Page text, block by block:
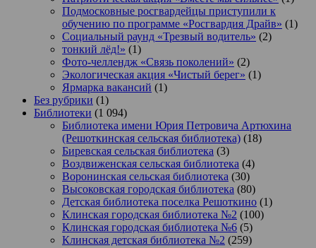
Подмосковные росгвардейцы приступили к
обучению по программе «Росгвардия Драйв» (1)
Социальный раунд «Трезвый водитель» (2)
тонкий лёд!» (1)
Фото-челлендж «Связь поколений» (2)
Экологическая акция «Чистый берег» (1)
Ярмарка вакансий (1)
Без рубрики (1)
Библиотеки (1 094)
Библиотека имени Юрия Петровича Артюхина
(Решоткинская сельская библиотека) (18)
Биревская сельская библиотека (3)
Воздвиженская сельская библиотека (4)
Воронинская сельская библиотека (30)
Высоковская городская библиотека (80)
Детская библиотека поселка Решоткино (1)
Клинская городская библиотека №2 (100)
Клинская городская библиотека №6 (5)
Клинская детская библиотека №2 (259)